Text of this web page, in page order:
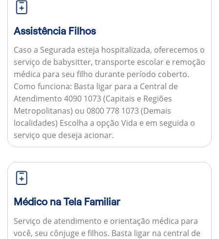
Assistência Filhos
Caso a Segurada esteja hospitalizada, oferecemos o
serviço de babysitter, transporte escolar e remoção
médica para seu filho durante período coberto.
Como funciona: Basta ligar para a Central de
Atendimento 4090 1073 (Capitais e Regiões
Metropolitanas) ou 0800 778 1073 (Demais
localidades) Escolha a opção Vida e em seguida o
serviço que deseja acionar.
Médico na Tela Familiar
Serviço de atendimento e orientação médica para
você, seu cônjuge e filhos. Basta ligar na central de